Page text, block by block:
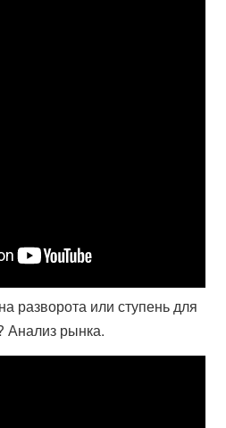
разворота или ступень для
Анализ рынка.